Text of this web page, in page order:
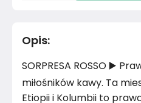
Kolor
Marka
Opis:
SORPRESA ROSSO ▶️
miłośników kawy. Ta
Etiopii i Kolumbii to